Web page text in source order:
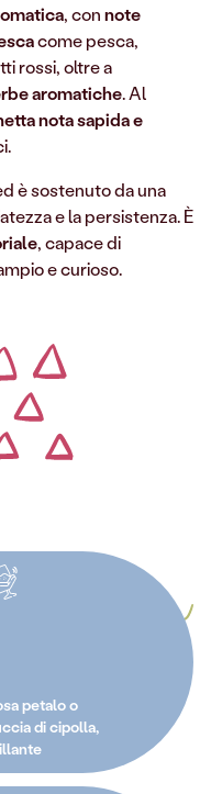
, connote
come pesca,
rossi, oltre a
aromatiche. Al
nota sapida e
è sostenuto da una
e la persistenza. È
, capace di
e curioso.
petalo o
di cipolla,